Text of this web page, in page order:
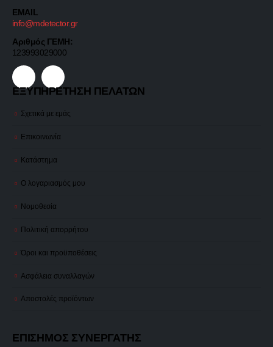
EMAIL
info@mdetector.gr
Αριθμός ΓΕΜΗ:
123993029000
ΕΞΥΠΗΡΕΤΗΣΗ ΠΕΛΑΤΩΝ
Σχετικά με εμάς
Επικοινωνία
Κατάστημα
Ο λογαριασμός μου
Νομοθεσία
Πολιτική απορρήτου
Όροι και προϋποθέσεις
Ασφάλεια συναλλαγών
Αποστολές προϊόντων
ΕΠΙΣΗΜΟΣ ΣΥΝΕΡΓΑΤΗΣ